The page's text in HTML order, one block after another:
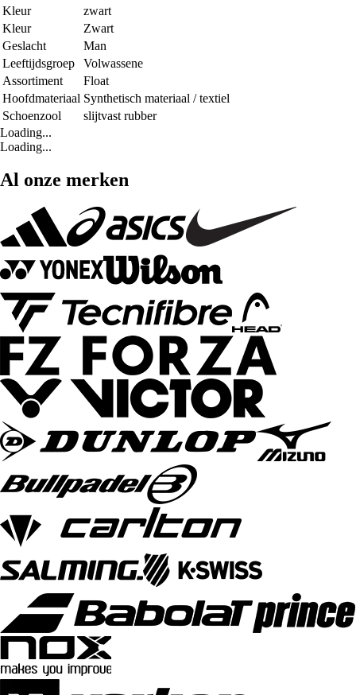
Kleur
zwart
Kleur
Zwart
Geslacht
Man
Leeftijdsgroep
Volwassene
Assortiment
Float
Hoofdmateriaal Synthetisch materiaal / textiel
Schoenzool
slijtvast rubber
Loading...
Loading...
Al onze merken